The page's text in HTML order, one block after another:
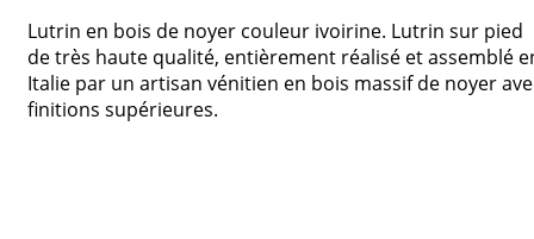
Lutrin en bois de noyer couleur ivoirine. Lutrin sur pied
de très haute qualité, entièrement réalisé et assemblé
Italie par un artisan vénitien en bois massif de noyer
finitions supérieures.